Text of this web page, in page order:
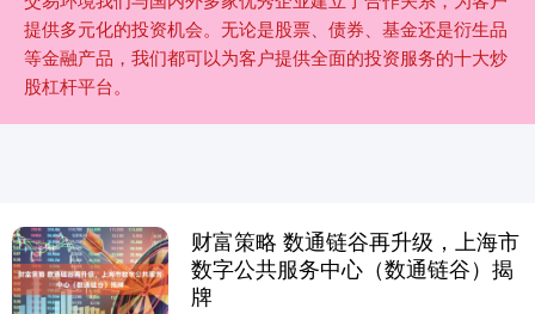
提供多元化的投资机会。无论是股票、债券、基金还是衍生品
等金融产品，我们都可以为客户提供全面的投资服务的十大炒
股杠杆平台。
财富策略 数通链谷再升级，上海市
数字公共服务中心（数通链谷）揭
牌